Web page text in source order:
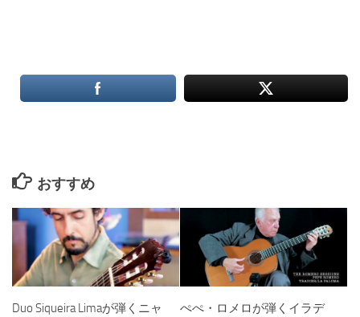
おすすめ
Duo Siqueira Limaが弾くニャ
ぺぺ・ロメロが弾くイラデ